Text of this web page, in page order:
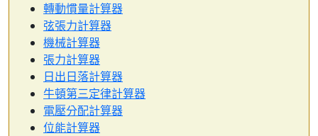
轉動慣量計算器
弦張力計算器
機械計算器
張力計算器
日出日落計算器
牛頓第三定律計算器
電壓分配計算器
位能計算器